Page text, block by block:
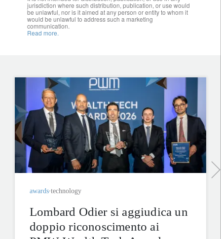
jurisdiction where such distribution, publication, or use would
be unlawful, nor is it aimed at any person or entity to whom it
would be unlawful to address such a marketing
communication.
Read more.
awards technology
Lombard Odier si aggiudica un
doppio riconoscimento ai